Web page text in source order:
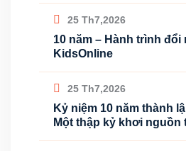
25 Th7,2026
10 năm – Hành trình đổi
KidsOnline
25 Th7,2026
Kỷ niệm 10 năm thành
Một thập kỷ khơi nguồn